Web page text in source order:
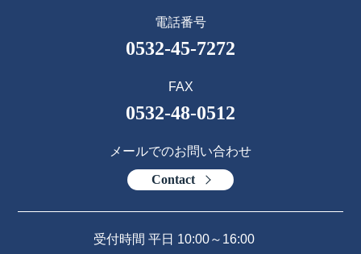
電話番号
0532-45-7272
FAX
0532-48-0512
メールでのお問い合わせ
Contact
受付時間 平日 10:00～16:00